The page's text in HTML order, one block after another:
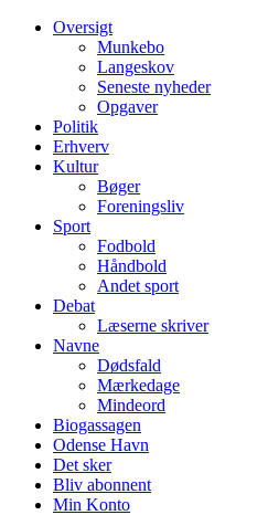
Oversigt
Munkebo
Langeskov
Seneste nyheder
Opgaver
Politik
Erhverv
Kultur
Bøger
Foreningsliv
Sport
Fodbold
Håndbold
Andet sport
Debat
Læserne skriver
Navne
Dødsfald
Mærkedage
Mindeord
Biogassagen
Odense Havn
Det sker
Bliv abonnent
Min Konto